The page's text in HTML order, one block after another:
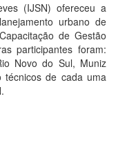
(IJSN) ofereceu a
urbano de
de Gestão
participantes foram:
Novo do Sul, Muniz
de cada uma